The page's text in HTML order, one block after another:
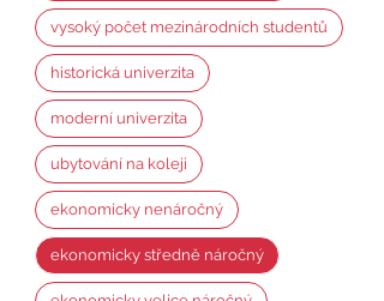
vysoký počet mezinárodních studentů
historická univerzita
moderní univerzita
ubytování na koleji
ekonomicky nenáročný
ekonomicky středně náročný